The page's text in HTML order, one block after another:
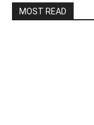
MOST READ